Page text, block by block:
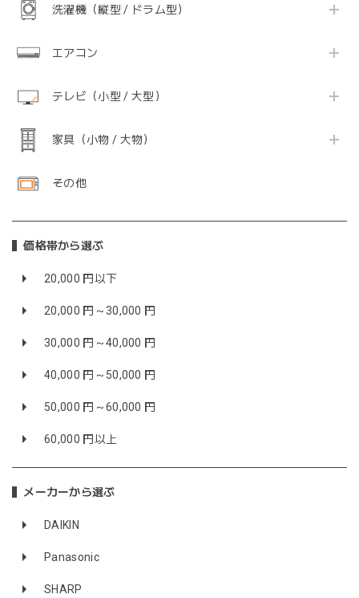
洗濯機（縦型 / ドラム型）
エアコン
テレビ（小型 / 大型）
家具（小物 / 大物）
その他
価格帯から選ぶ
20,000 円以下
20,000 円～30,000 円
30,000 円～40,000 円
40,000 円～50,000 円
50,000 円～60,000 円
60,000 円以上
メーカーから選ぶ
DAIKIN
Panasonic
SHARP